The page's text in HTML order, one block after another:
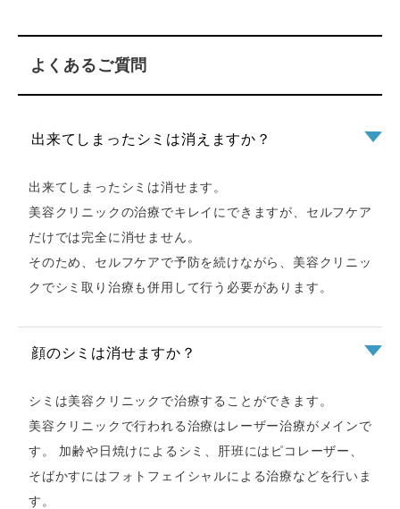
よくあるご質問
出来てしまったシミは消えますか？
出来てしまったシミは消せます。
美容クリニックの治療でキレイにできますが、セルフケア
だけでは完全に消せません。
そのため、セルフケアで予防を続けながら、美容クリニッ
クでシミ取り治療も併用して行う必要があります。
顔のシミは消せますか？
シミは美容クリニックで治療することができます。
美容クリニックで行われる治療はレーザー治療がメインで
す。 加齢や日焼けによるシミ、肝班にはピコレーザー、
そばかすにはフォトフェイシャルによる治療などを行いま
す。